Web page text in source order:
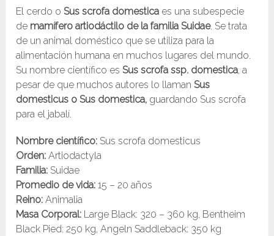
El cerdo oSus scrofa domestica es una subespecie
de mamífero artiodáctilo de la familia Suidae. Se trata
de un animal doméstico que se utiliza para la
alimentación humana en muchos lugares del mundo.
Su nombre científico esSus scrofa ssp. domestica, a
pesar de que muchos autores lo llamanSus
domesticus o Sus domestica, guardando Sus scrofa
para el jabalí.
Nombre científico: Sus scrofa domesticus
Orden: Artiodactyla
Familia: Suidae
Promedio de vida: 15 – 20 años
Reino: Animalia
Masa Corporal: Large Black: 320 – 360 kg, Bentheim
Black Pied: 250 kg, Angeln Saddleback: 350 kg